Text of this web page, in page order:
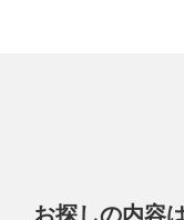
お探しの内容